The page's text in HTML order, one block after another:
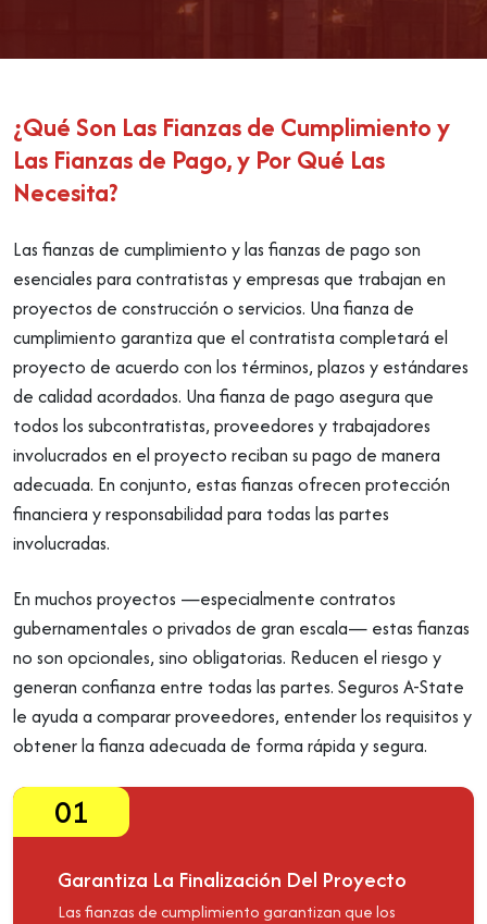
¿Qué Son Las Fianzas de Cumplimiento y
Las Fianzas de Pago, y Por Qué Las
Necesita?
Las fianzas de cumplimiento y las fianzas de pago son
esenciales para contratistas y empresas que trabajan en
proyectos de construcción o servicios. Una fianza de
cumplimiento garantiza que el contratista completará el
proyecto de acuerdo con los términos, plazos y estándares
de calidad acordados. Una fianza de pago asegura que
todos los subcontratistas, proveedores y trabajadores
involucrados en el proyecto reciban su pago de manera
adecuada. En conjunto, estas fianzas ofrecen protección
financiera y responsabilidad para todas las partes
involucradas.
En muchos proyectos —especialmente contratos
gubernamentales o privados de gran escala— estas fianzas
no son opcionales, sino obligatorias. Reducen el riesgo y
generan confianza entre todas las partes. Seguros A-State
le ayuda a comparar proveedores, entender los requisitos y
obtener la fianza adecuada de forma rápida y segura.
01
Garantiza La Finalización Del Proyecto
Las fianzas de cumplimiento garantizan que los